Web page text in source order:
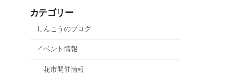
カテゴリー
しんこうのブログ
イベント情報
花市開催情報